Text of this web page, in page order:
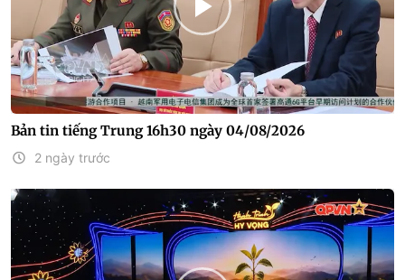
Bản tin tiếng Trung 16h30 ngày 04/08/2026
2 ngày trước